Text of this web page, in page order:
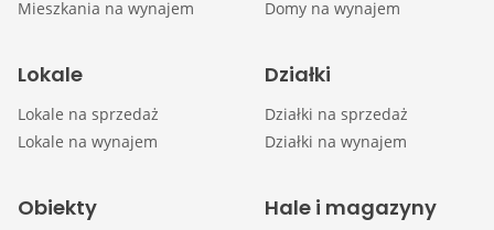
Mieszkania na wynajem
Domy na wynajem
Lokale
Lokale na sprzedaż
Lokale na wynajem
Działki
Działki na sprzedaż
Działki na wynajem
Obiekty Hale i magazyny